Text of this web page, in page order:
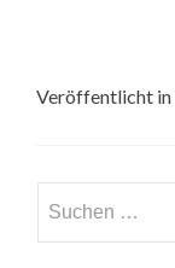
Veröffentlicht in
nach: